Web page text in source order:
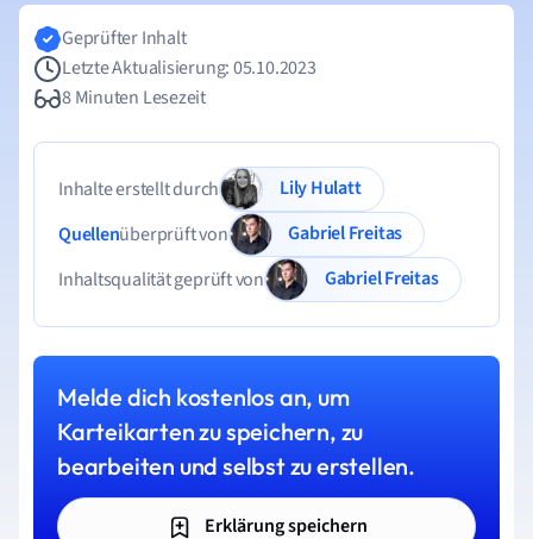
Geprüfter Inhalt
Letzte Aktualisierung: 05.10.2023
8 Minuten Lesezeit
Inhalte erstellt durch
Lily Hulatt
Quellenüberprüft von
Gabriel Freitas
Inhaltsqualität geprüft von
Gabriel Freitas
Melde dich kostenlos an, um
Karteikarten zu speichern, zu
bearbeiten und selbst zu erstellen.
Erklärung speichern